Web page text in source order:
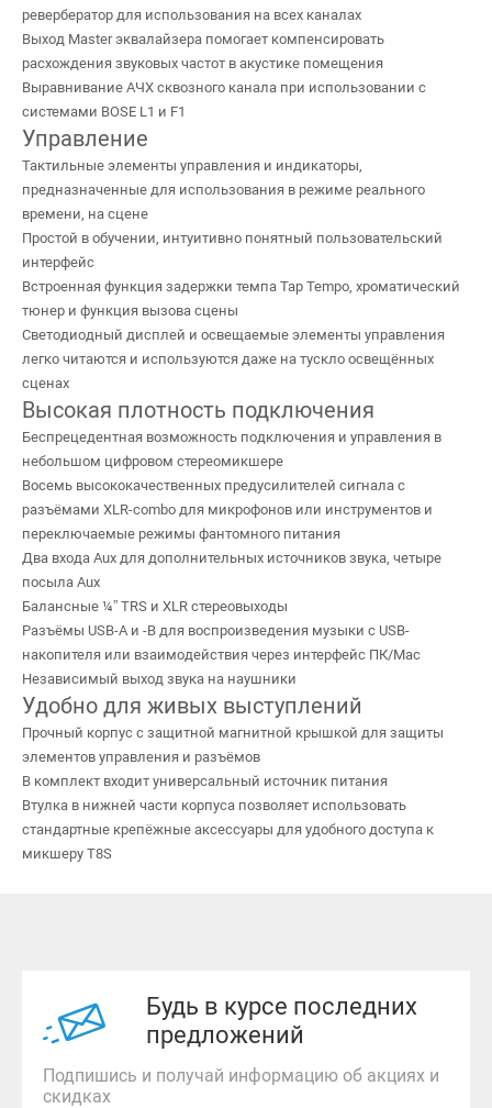
ревербератор для использования на всех каналах
Выход Master эквалайзера помогает компенсировать
расхождения звуковых частот в акустике помещения
Выравнивание АЧХ сквозного канала при использовании с
системами BOSE L1 и F1
Управление
Тактильные элементы управления и индикаторы,
предназначенные для использования в режиме реального
времени, на сцене
Простой в обучении, интуитивно понятный пользовательский
интерфейс
Встроенная функция задержки темпа Tap Tempo, хроматический
тюнер и функция вызова сцены
Светодиодный дисплей и освещаемые элементы управления
легко читаются и используются даже на тускло освещённых
сценах
Высокая плотность подключения
Беспрецедентная возможность подключения и управления в
небольшом цифровом стереомикшере
Восемь высококачественных предусилителей сигнала с
разъёмами XLR-combo для микрофонов или инструментов и
переключаемые режимы фантомного питания
Два входа Aux для дополнительных источников звука, четыре
посыла Aux
Балансные ¼” TRS и XLR стереовыходы
Разъёмы USB-A и -B для воспроизведения музыки с USB-
накопителя или взаимодействия через интерфейс ПК/Mac
Независимый выход звука на наушники
Удобно для живых выступлений
Прочный корпус с защитной магнитной крышкой для защиты
элементов управления и разъёмов
В комплект входит универсальный источник питания
Втулка в нижней части корпуса позволяет использовать
стандартные крепёжные аксессуары для удобного доступа к
микшеру T8S
Будь в курсе последних
предложений
Подпишись и получай информацию об акциях и
скидках